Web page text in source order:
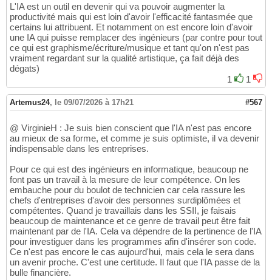
L'IA est un outil en devenir qui va pouvoir augmenter la
productivité mais qui est loin d'avoir l'efficacité fantasmée que
certains lui attribuent. Et notamment on est encore loin d'avoir
une IA qui puisse remplacer des ingénieurs (par contre pour tout
ce qui est graphisme/écriture/musique et tant qu'on n'est pas
vraiment regardant sur la qualité artistique, ça fait déjà des
dégats)
1
1
Artemus24, le 09/07/2026 à 17h21 #567
@ VirginieH : Je suis bien conscient que l'IA n'est pas encore
au mieux de sa forme, et comme je suis optimiste, il va devenir
indispensable dans les entreprises.
Pour ce qui est des ingénieurs en informatique, beaucoup ne
font pas un travail à la mesure de leur compétence. On les
embauche pour du boulot de technicien car cela rassure les
chefs d'entreprises d'avoir des personnes surdiplômées et
compétentes. Quand je travaillais dans les SSII, je faisais
beaucoup de maintenance et ce genre de travail peut être fait
maintenant par de l'IA. Cela va dépendre de la pertinence de l'IA
pour investiguer dans les programmes afin d'insérer son code.
Ce n'est pas encore le cas aujourd'hui, mais cela le sera dans
un avenir proche. C'est une certitude. Il faut que l'IA passe de la
bulle financière.